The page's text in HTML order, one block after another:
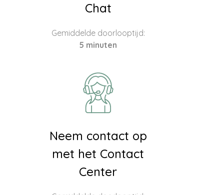
Chat
Gemiddelde doorlooptijd:
5 minuten
Neem contact op
met het Contact
Center